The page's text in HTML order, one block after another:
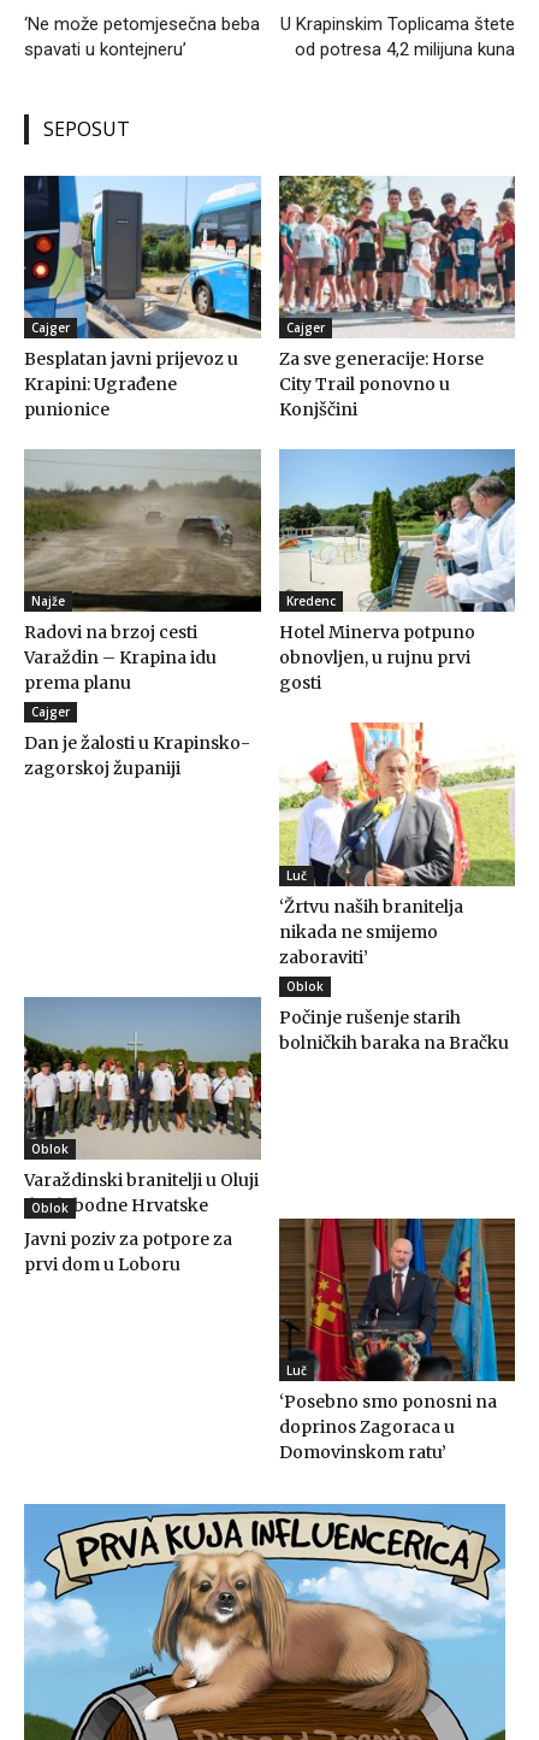
‘Ne može petomjesečna beba
spavati u kontejneru’
U Krapinskim Toplicama štete
od potresa 4,2 milijuna kuna
SEPOSUT
Cajger
Besplatan javni prijevoz u
Krapini: Ugrađene
punionice
Cajger
Za sve generacije: Horse
City Trail ponovno u
Konjščini
Najže
Radovi na brzoj cesti
Varaždin – Krapina idu
prema planu
Kredenc
Hotel Minerva potpuno
obnovljen, u rujnu prvi
gosti
Cajger
Dan je žalosti u Krapinsko-
zagorskoj županiji
Luč
‘Žrtvu naših branitelja
nikada ne smijemo
zaboraviti’
Oblok
Varaždinski branitelji u Oluji
do slobodne Hrvatske
Oblok
Počinje rušenje starih
bolničkih baraka na Bračku
Oblok
Javni poziv za potpore za
prvi dom u Loboru
Luč
‘Posebno smo ponosni na
doprinos Zagoraca u
Domovinskom ratu’